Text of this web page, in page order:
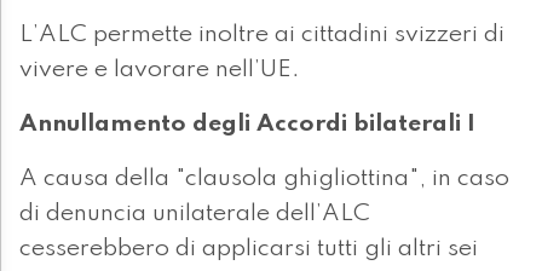
L’ALC permette inoltre ai cittadini svizzeri di
vivere e lavorare nell’UE.
Annullamento degli Accordi bilaterali I
A causa della "clausola ghigliottina", in caso
di denuncia unilaterale dell’ALC
cesserebbero di applicarsi tutti gli altri sei